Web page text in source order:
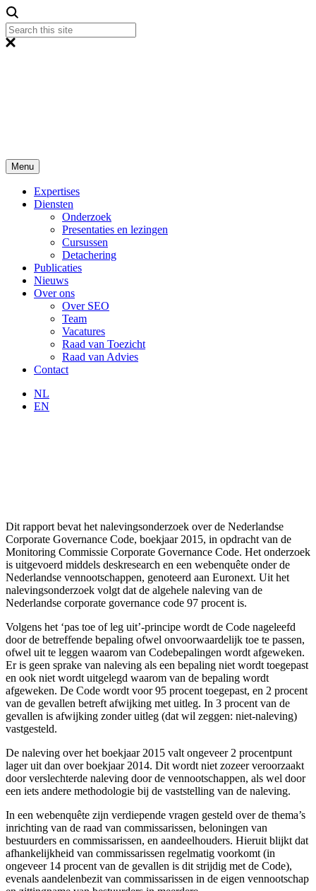
Menu
Expertises
Diensten
Onderzoek
Presentaties en lezingen
Cursussen
Detachering
Publicaties
Nieuws
Over ons
Over SEO
Team
Vacatures
Raad van Toezicht
Raad van Advies
Contact
NL
EN
Dit rapport bevat het nalevingsonderzoek over de Nederlandse
Corporate Governance Code, boekjaar 2015, in opdracht van de
Monitoring Commissie Corporate Governance Code. Het onderzoek
is uitgevoerd middels deskresearch en een webenquête onder de
Nederlandse vennootschappen, genoteerd aan Euronext. Uit het
nalevingsonderzoek volgt dat de algehele naleving van de
Nederlandse corporate governance code 97 procent is.
Volgens het ‘pas toe of leg uit’-principe wordt de Code nageleefd
door de betreffende bepaling ofwel onvoorwaardelijk toe te passen,
ofwel uit te leggen waarom van Codebepalingen wordt afgeweken.
Er is geen sprake van naleving als een bepaling niet wordt toegepast
en ook niet wordt uitgelegd waarom van de bepaling wordt
afgeweken. De Code wordt voor 95 procent toegepast, en 2 procent
van de gevallen betreft afwijking met uitleg. In 3 procent van de
gevallen is afwijking zonder uitleg (dat wil zeggen: niet-naleving)
vastgesteld.
De naleving over het boekjaar 2015 valt ongeveer 2 procentpunt
lager uit dan over boekjaar 2014. Dit wordt niet zozeer veroorzaakt
door verslechterde naleving door de vennootschappen, als wel door
een iets andere methodologie bij de vaststelling van de naleving.
In een webenquête zijn verdiepende vragen gesteld over de thema’s
inrichting van de raad van commissarissen, beloningen van
bestuurders en commissarissen, en aandeelhouders. Hieruit blijkt dat
afhankelijkheid van commissarissen regelmatig voorkomt (in
ongeveer 14 procent van de gevallen is dit strijdig met de Code),
evenals aandelenbezit van commissarissen in de eigen vennootschap